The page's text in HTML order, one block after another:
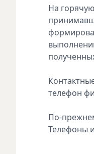
На
телефон
По-
Телефоны